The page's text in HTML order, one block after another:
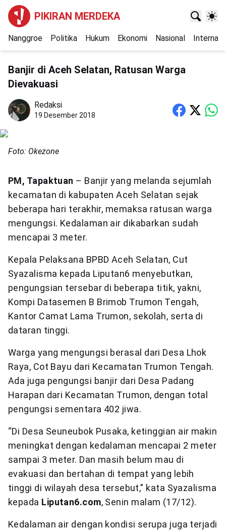
PIKIRAN MERDEKA
Nanggroe Politika Hukum Ekonomi Nasional
Banjir di Aceh Selatan, Ratusan Warga
Dievakuasi
Redaksi
19 Desember 2018
Foto: Okezone
PM, Tapaktuan – Banjir yang melanda sejumlah
kecamatan di kabupaten Aceh Selatan sejak
beberapa hari terakhir, memaksa ratusan warga
mengungsi. Kedalaman air dikabarkan sudah
mencapai 3 meter.
Kepala Pelaksana BPBD Aceh Selatan, Cut
Syazalisma kepada Liputan6 menyebutkan,
pengungsian tersebar di beberapa titik, yakni,
Kompi Datasemen B Brimob Trumon Tengah,
Kantor Camat Lama Trumon, sekolah, serta di
dataran tinggi.
Warga yang mengungsi berasal dari Desa Lhok
Raya, Cot Bayu dari Kecamatan Trumon Tengah.
Ada juga pengungsi banjir dari Desa Padang
Harapan dari Kecamatan Trumon, dengan total
pengungsi sementara 402 jiwa.
“Di Desa Seuneubok Pusaka, ketinggian air makin
meningkat dengan kedalaman mencapai 2 meter
sampai 3 meter. Dan masih belum mau di
evakuasi dan bertahan di tempat yang lebih
tinggi di wilayah desa tersebut,” kata Syazalisma
kepada Liputan6.com, Senin malam (17/12).
Kedalaman air dengan kondisi serupa juga terjadi